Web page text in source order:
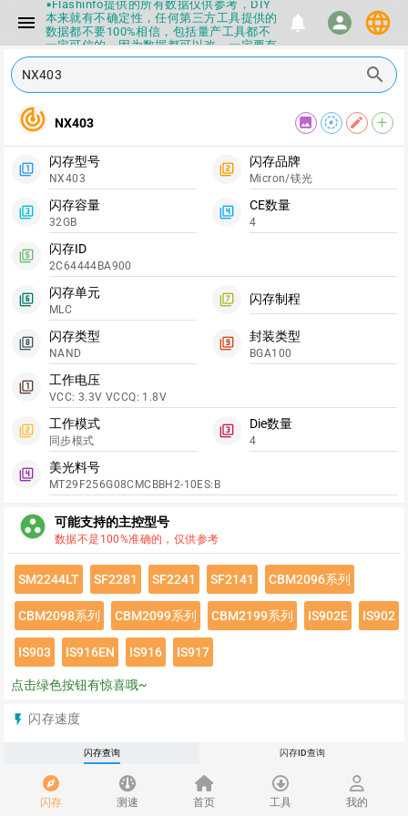
menu
▪Flashinfo提供的所有数据仅供参考，DIY
本来就有不确定性，任何第三方工具提供的
数据都不要100%相信，包括量产工具都不
一定可信的，因为数据都可以改，一定要有
正确的认知，不要随大流
▪如果发现数据有错误，或者存在误导，欢
▪Flashinfo APP更新技术规格和量产工具标
▪兄弟们没事不要乱下载量产工具，过分了
下载服务会暂停一段时间才能恢复
▪Flashinfo提供的所有数据仅供参考，DIY
数据都不要100%相信，包括量产工具都不
一定可信的，因为数据都可以改，一定要有
正确的认知，不要随大流
▪如果发现数据有错误，或者存在误导，欢
迎积极反馈，Flashinfo尽量维护最正确的
指导性数据
▪Flashinfo APP更新技术规格和量产工具标
签啦，使用更加丝滑，快点击下载吧
notifications person language
闪存 测速 首页 工具 我的
search
track_changes NX403 image filter_tilt_shift edit add
filter_1
闪存型号
NX403
filter_2
闪存品牌
Micron/镁光
filter_3
闪存容量
32GB
filter_4
CE数量
4
filter_5
闪存ID
2C64444BA900
filter_6
闪存单元
MLC
filter_7 闪存制程
filter_8
闪存类型
NAND
filter_9
封装类型
BGA100
filter_1
工作电压
VCC: 3.3V VCCQ: 1.8V
filter_2
工作模式
同步模式
filter_3
Die数量
4
filter_4
美光料号
MT29F256G08CMCBBH2-10ES:B
group_work 可能支持的主控型号
数据不是100%准确的，仅供参考
SM2244LT SF2281 SF2241 SF2141 CBM2096系列
CBM2098系列 CBM2099系列 CBM2199系列 IS902E IS902
IS903 IS916EN IS916 IS917
点击绿色按钮有惊喜哦~
flash_on 闪存速度
推荐
闪存查询 闪存ID查询